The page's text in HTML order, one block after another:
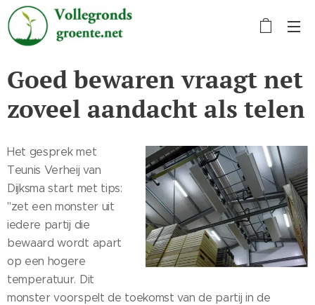
Goed bewaren vraagt net
zoveel aandacht als telen
Het gesprek met
Teunis Verheij van
Dijksma start met tips:
"zet een monster uit
iedere partij die
bewaard wordt apart
op een hogere
temperatuur. Dit
monster voorspelt de toekomst van de partij in de